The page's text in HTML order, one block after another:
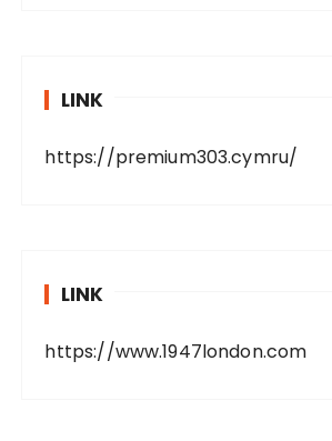
LINK
https://premium303.cymru/
LINK
https://www.1947london.com